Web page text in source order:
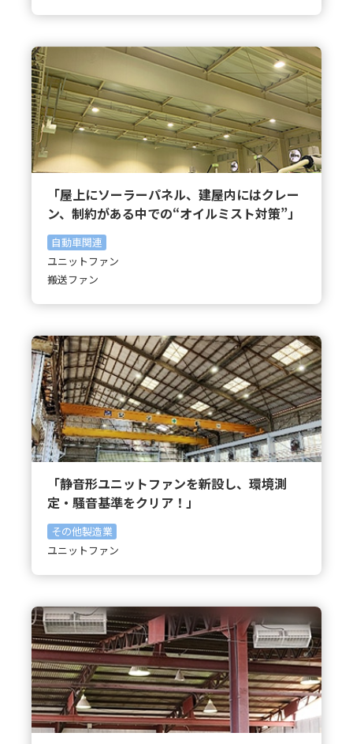
「屋上にソーラーパネル、建屋内にはクレー
ン、制約がある中での“オイルミスト対策”」
自動車関連
ユニットファン
搬送ファン
「静音形ユニットファンを新設し、環境測
定・騒音基準をクリア！」
その他製造業
ユニットファン